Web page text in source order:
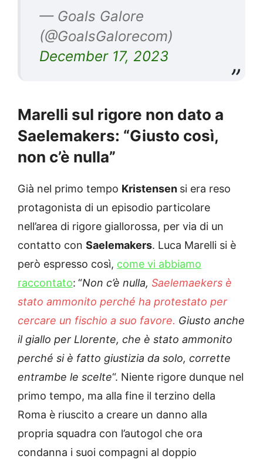
— Goals Galore
(@GoalsGalorecom)
December 17, 2023
Marelli sul rigore non dato a
Saelemakers: “Giusto così,
non c’è nulla”
Già nel primo tempo Kristensen si era reso
protagonista di un episodio particolare
nell’area di rigore giallorossa, per via di un
contatto con Saelemakers. Luca Marelli si è
però espresso così, come vi abbiamo
raccontato: “Non c’è nulla, Saelemaekers è
stato ammonito perché ha protestato per
cercare un fischio a suo favore. Giusto anche
il giallo per Llorente, che è stato ammonito
perché si è fatto giustizia da solo, corrette
entrambe le scelte“. Niente rigore dunque nel
primo tempo, ma alla fine il terzino della
Roma è riuscito a creare un danno alla
propria squadra con l’autogol che ora
condanna i suoi compagni al doppio